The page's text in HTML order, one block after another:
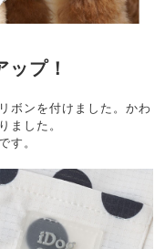
プ！
ボンを付けました。かわ
ました。
す。